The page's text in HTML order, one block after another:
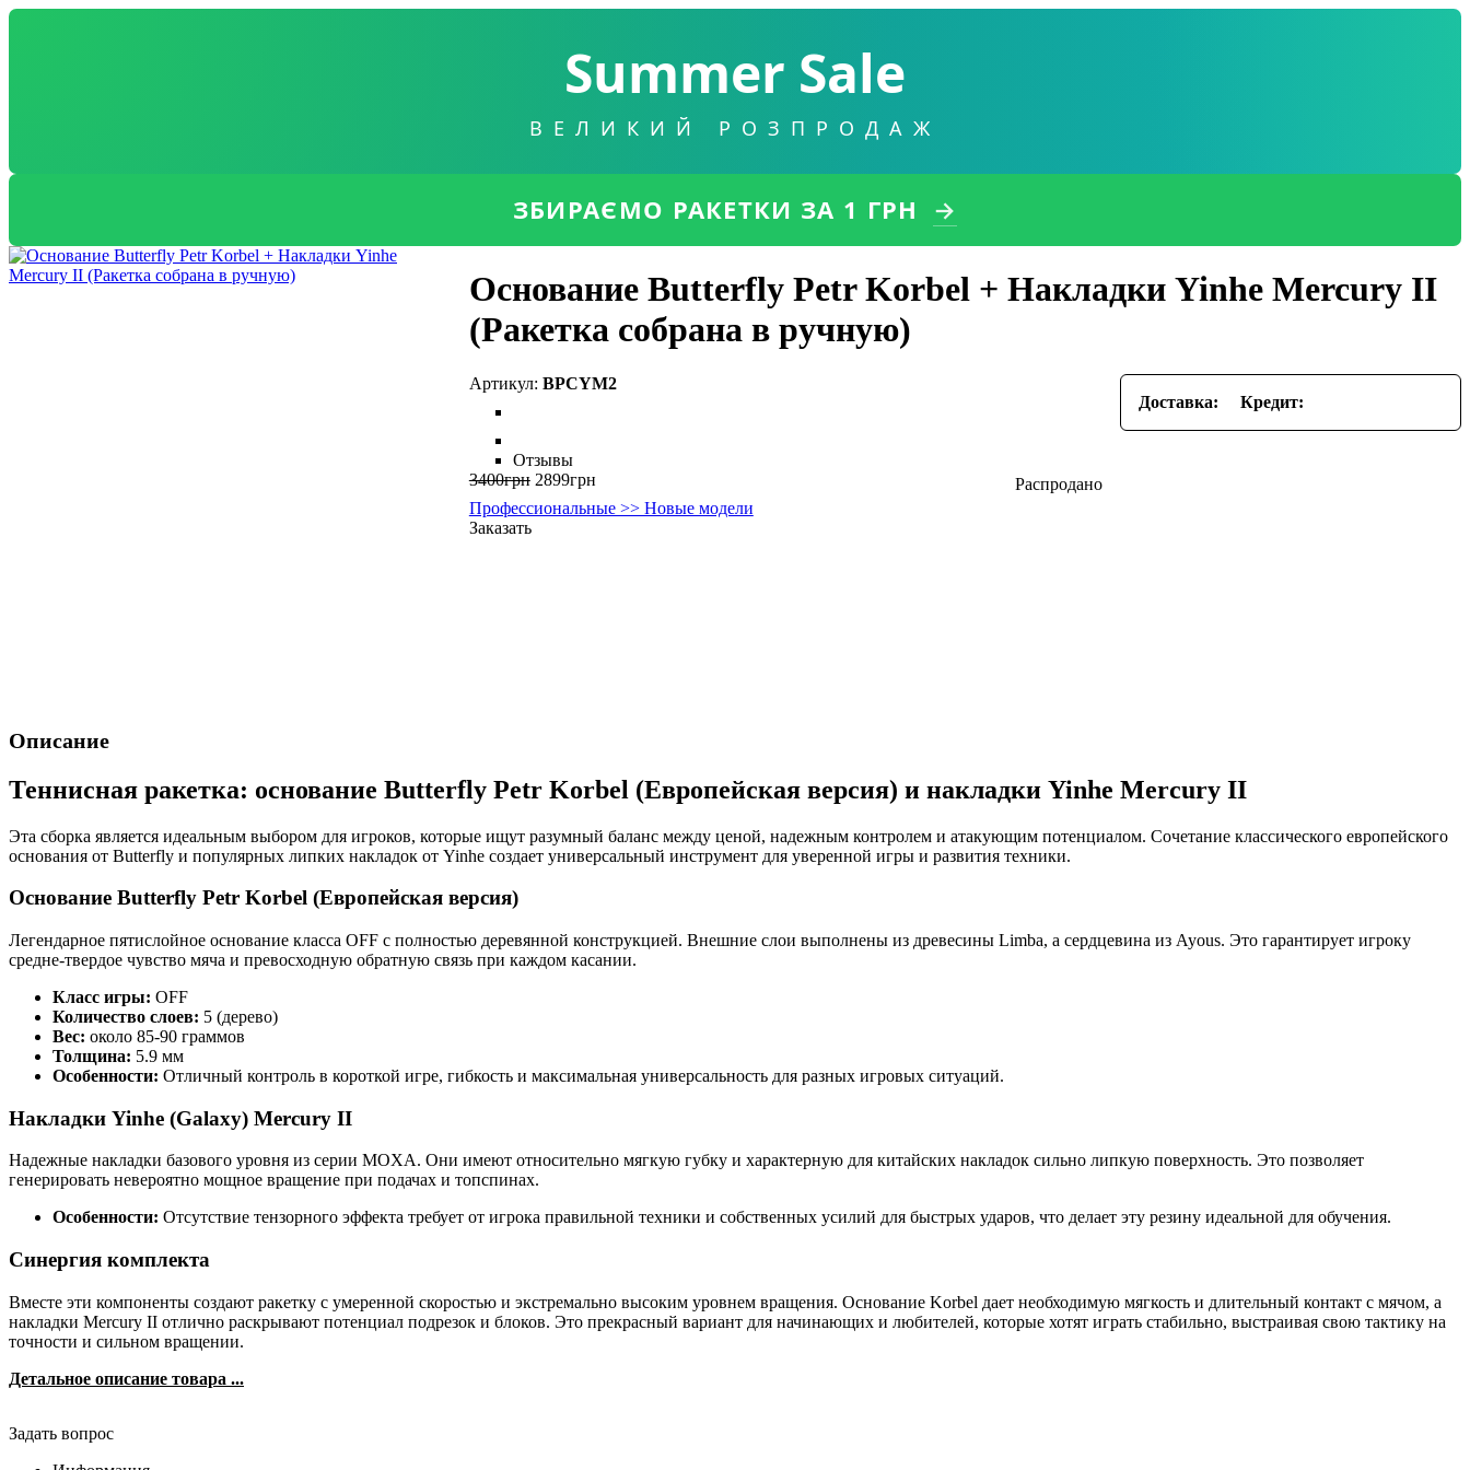
Summer Sale
ВЕЛИКИЙ РОЗПРОДАЖ
ЗБИРАЄМО РАКЕТКИ ЗА 1 ГРН →
Основание Butterfly Petr Korbel + Накладки Yinhe Mercury II
(Ракетка собрана в ручную)
BPCYM2
Отзывы
3400грн 2899грн
Профессиональные >> Новые модели
Заказать
Доставка: Кредит:
Описание
Теннисная ракетка: основание Butterfly Petr Korbel (Европейская версия) и накладки Yinhe Mercury II
Эта сборка является идеальным выбором для игроков, которые ищут разумный баланс между ценой, надежным контролем и атакующим потенциалом. Сочетание классического европейского
основания от Butterfly и популярных липких накладок от Yinhe создает универсальный инструмент для уверенной игры и развития техники.
Основание Butterfly Petr Korbel (Европейская версия)
Легендарное пятислойное основание класса OFF с полностью деревянной конструкцией. Внешние слои выполнены из древесины Limba, а сердцевина из Ayous. Это гарантирует игроку
средне-твердое чувство мяча и превосходную обратную связь при каждом касании.
Класс игры: OFF
Количество слоев: 5 (дерево)
Вес: около 85-90 граммов
Толщина: 5.9 мм
Особенности: Отличный контроль в короткой игре, гибкость и максимальная универсальность для разных игровых ситуаций.
Накладки Yinhe (Galaxy) Mercury II
Надежные накладки базового уровня из серии MOXA. Они имеют относительно мягкую губку и характерную для китайских накладок сильно липкую поверхность. Это позволяет
генерировать невероятно мощное вращение при подачах и топспинах.
Особенности: Отсутствие тензорного эффекта требует от игрока правильной техники и собственных усилий для быстрых ударов, что делает эту резину идеальной для обучения.
Синергия комплекта
Вместе эти компоненты создают ракетку с умеренной скоростью и экстремально высоким уровнем вращения. Основание Korbel дает необходимую мягкость и длительный контакт с мячом, а
накладки Mercury II отлично раскрывают потенциал подрезок и блоков. Это прекрасный вариант для начинающих и любителей, которые хотят играть стабильно, выстраивая свою тактику на
точности и сильном вращении.
Детальное описание товара ...
Задать вопрос